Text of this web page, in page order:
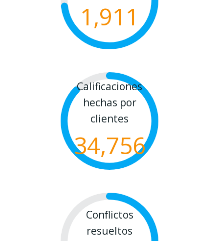
1,911
Calificaciones
hechas por
clientes
34,756
Conflictos
resueltos